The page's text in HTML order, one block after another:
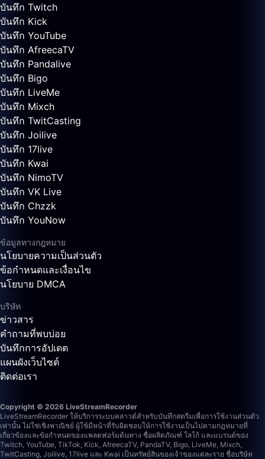
บันทึก Twitch
บันทึก Kick
บันทึก YouTube
บันทึก AfreecaTV
บันทึก Pandalive
บันทึก Bigo
บันทึก LiveMe
บันทึก Mixch
บันทึก TwitCasting
บันทึก Joilive
บันทึก 17live
บันทึก Kwai
บันทึก NimoTV
บันทึก VK Live
บันทึก Chzzk
บันทึก YouNow
ข้อมูลทางกฎหมาย
นโยบายความเป็นส่วนตัว
ข้อกำหนดและเงื่อนไข
นโยบาย DMCA
บริษัท
ข่าวสาร
คำถามที่พบบ่อย
บันทึกการอัปเดต
แผนผังเว็บไซต์
ติดต่อเรา
Copyright © 2026 LiveStreamRecorder
LiveStreamRecorder ให้บริการระบบคลาวด์สำหรับบันทึกสตรีมเพื่อการใช้งานส่วนตัว
เท่านั้น ไม่ใช่เชิงพาณิชย์ ผู้ใช้มีหน้าที่รับผิดชอบให้การใช้งานเป็นไปตามกฎหมายที่
เกี่ยวข้องและข้อกำหนดของแพลตฟอร์มต้นทาง ชื่อผลิตภัณฑ์ โลโก้ และแบรนด์ของ
Twitch, YouTube, TikTok, Kick, AfreecaTV, PandaTV, Bigo, LiveMe, Mixch,
TwitCasting, Joilive, 17live และ Kwai เป็นทรัพย์สินของเจ้าของแต่ละราย ชื่อบริษัท